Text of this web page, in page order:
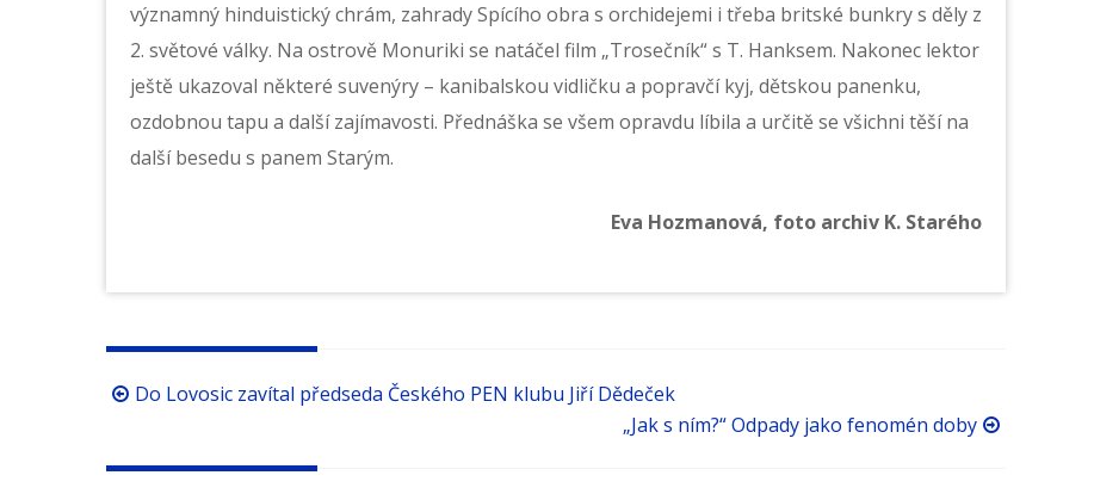
významný hinduistický chrám, zahrady Spícího obra s orchidejemi i třeba britské bunkry s děly z
2. světové války. Na ostrově Monuriki se natáčel film „Trosečník“ s T. Hanksem. Nakonec lektor
ještě ukazoval některé suvenýry – kanibalskou vidličku a popravčí kyj, dětskou panenku,
ozdobnou tapu a další zajímavosti. Přednáška se všem opravdu líbila a určitě se všichni těší na
další besedu s panem Starým.
Eva Hozmanová, foto archiv K. Starého
Procházení
Do Lovosic zavítal předseda Českého PEN klubu Jiří Dědeček
„Jak s ním?“ Odpady jako fenomén doby